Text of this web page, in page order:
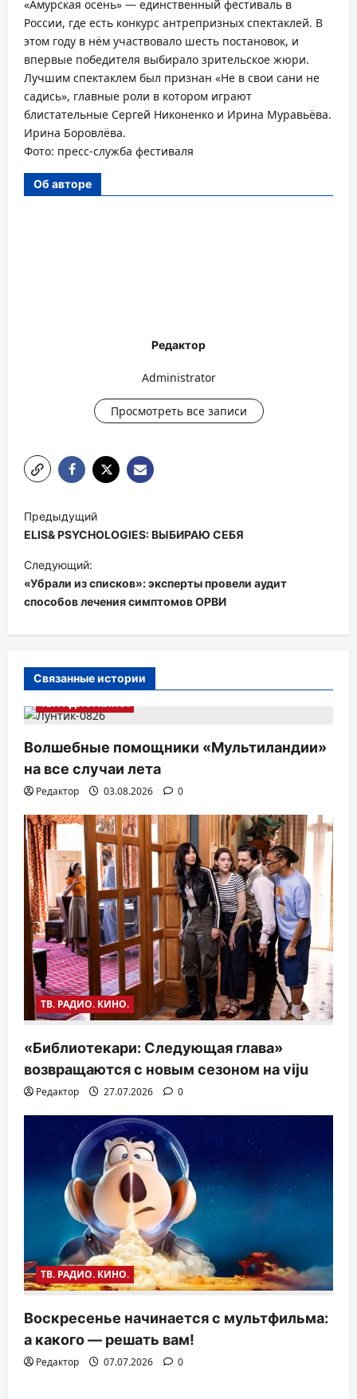
«Амурская осень» — единственный фестиваль в
России, где есть конкурс антрепризных спектаклей. В
этом году в нём участвовало шесть постановок, и
впервые победителя выбирало зрительское жюри.
Лучшим спектаклем был признан «Не в свои сани не
садись», главные роли в котором играют
блистательные Сергей Никоненко и Ирина Муравьёва.
Ирина Боровлëва.
Фото: пресс-служба фестиваля
Об авторе
Редактор
Administrator
Просмотреть все записи
а
в
и
г
а
я
о
з
п
и
с
я
м
Предыдущий
ELIS& PSYCHOLOGIES: ВЫБИРАЮ СЕБЯ
Следующий:
«Убрали из списков»: эксперты провели аудит
способов лечения симптомов ОРВИ
Связанные истории
ТВ. РАДИО. КИНО.
Волшебные помощники «Мультиландии»
на все случаи лета
Редактор 03.08.2026 0
ТВ. РАДИО. КИНО.
«Библиотекари: Следующая глава»
возвращаются с новым сезоном на viju
Редактор 27.07.2026 0
ТВ. РАДИО. КИНО.
Воскресенье начинается с мультфильма:
а какого — решать вам!
Редактор 07.07.2026 0